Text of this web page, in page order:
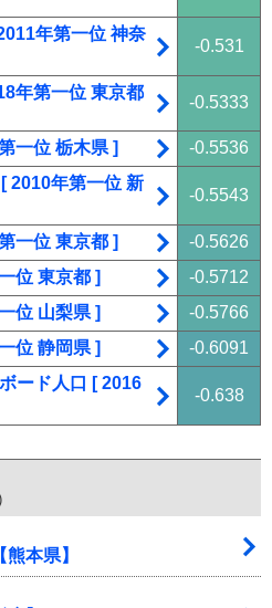
年第一位 神奈
-0.531
年第一位 東京都
-0.5333
一位 栃木県 ]
-0.5536
2010年第一位 新
-0.5543
一位 東京都 ]
-0.5626
位 東京都 ]
-0.5712
位 山梨県 ]
-0.5766
位 静岡県 ]
-0.6091
ード人口 [ 2016
-0.638
本県】